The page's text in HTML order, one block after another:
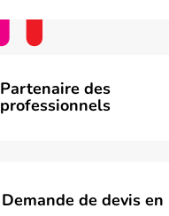
Partenaire des
professionnels
Demande de devis